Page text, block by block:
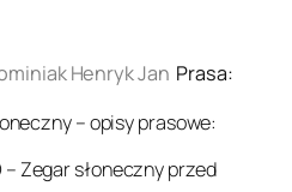
Henryk Jan Prasa:
– opisy prasowe:
Zegar słoneczny przed